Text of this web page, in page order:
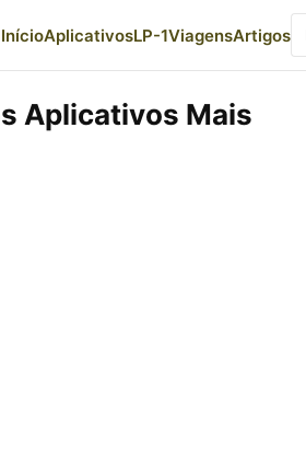
InícioAplicativosLP-1ViagensArtigos
Aplicativos Mais